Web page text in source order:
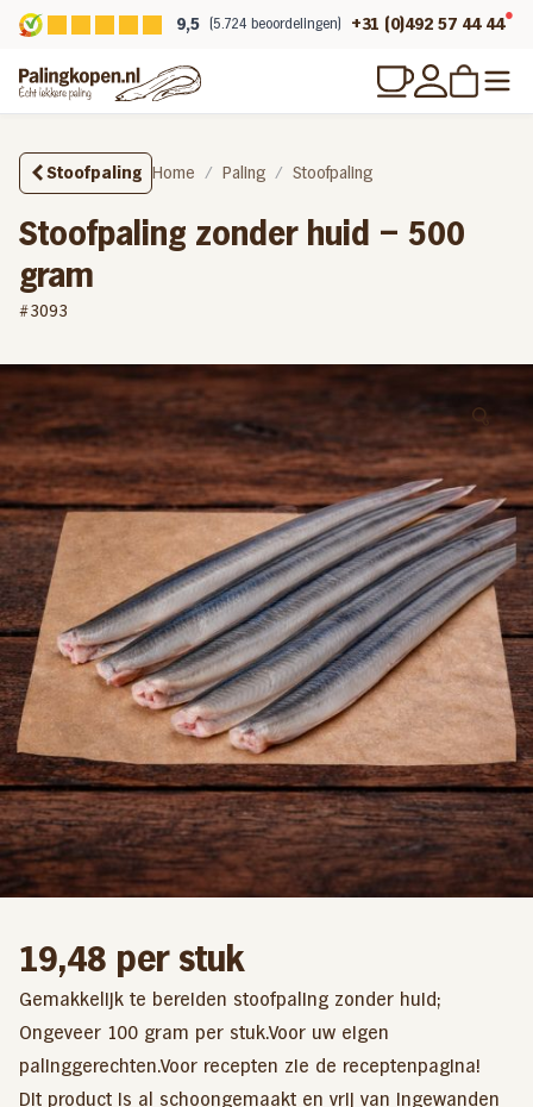
9,5 (5.724 beoordelingen) +31 (0)492 57 44 44
Stoofpaling Home Paling Stoofpaling
Stoofpaling zonder huid – 500
gram
#3093
19,48 per stuk
Gemakkelijk te bereiden stoofpaling zonder huid;
Ongeveer 100 gram per stuk.Voor uw eigen
palinggerechten.Voor recepten zie de receptenpagina!
Dit product is al schoongemaakt en vrij van ingewanden